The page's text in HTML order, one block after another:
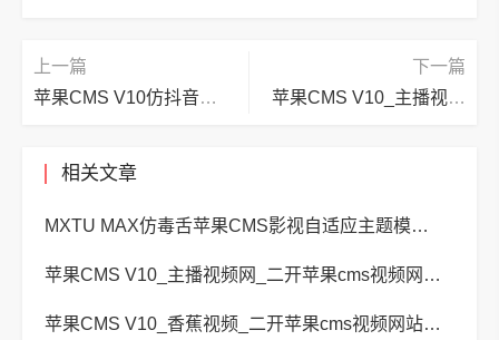
上一篇
苹果CMS V10仿抖音短视频官网模板源码
下一篇
苹果CMS V10_主播视频网_二开苹果cms视频网站源码模板 – 亲测源码 有演示
相关文章
MXTU MAX仿毒舌苹果CMS影视自适应主题模板3.0修正版源码
苹果CMS V10_主播视频网_二开苹果cms视频网站源码模板 – 亲测源码 有演示
苹果CMS V10_香蕉视频_二开苹果cms视频网站源码模板